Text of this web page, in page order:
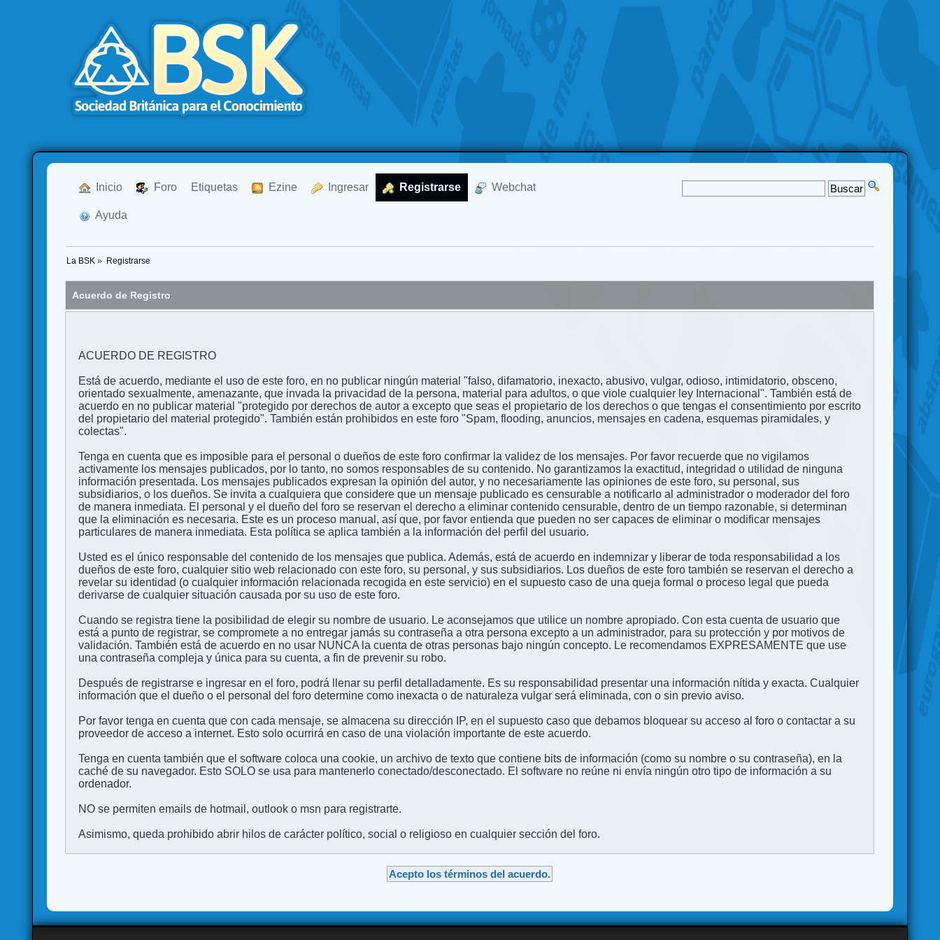
Inicio Foro Etiquetas Ezine Ingresar Registrarse Webchat
Ayuda
La BSK » Registrarse
Acuerdo de Registro
ACUERDO DE REGISTRO
Está de acuerdo, mediante el uso de este foro, en no publicar ningún material "falso, difamatorio, inexacto, abusivo, vulgar, odioso, intimidatorio, obsceno,
orientado sexualmente, amenazante, que invada la privacidad de la persona, material para adultos, o que viole cualquier ley Internacional". También está de
acuerdo en no publicar material "protegido por derechos de autor a excepto que seas el propietario de los derechos o que tengas el consentimiento por escrito
del propietario del material protegido". También están prohibidos en este foro "Spam, flooding, anuncios, mensajes en cadena, esquemas piramidales, y
colectas".
Tenga en cuenta que es imposible para el personal o dueños de este foro confirmar la validez de los mensajes. Por favor recuerde que no vigilamos
activamente los mensajes publicados, por lo tanto, no somos responsables de su contenido. No garantizamos la exactitud, integridad o utilidad de ninguna
información presentada. Los mensajes publicados expresan la opinión del autor, y no necesariamente las opiniones de este foro, su personal, sus
subsidiarios, o los dueños. Se invita a cualquiera que considere que un mensaje publicado es censurable a notificarlo al administrador o moderador del foro
de manera inmediata. El personal y el dueño del foro se reservan el derecho a eliminar contenido censurable, dentro de un tiempo razonable, si determinan
que la eliminación es necesaria. Este es un proceso manual, así que, por favor entienda que pueden no ser capaces de eliminar o modificar mensajes
particulares de manera inmediata. Esta política se aplica también a la información del perfil del usuario.
Usted es el único responsable del contenido de los mensajes que publica. Además, está de acuerdo en indemnizar y liberar de toda responsabilidad a los
dueños de este foro, cualquier sitio web relacionado con este foro, su personal, y sus subsidiarios. Los dueños de este foro también se reservan el derecho a
revelar su identidad (o cualquier información relacionada recogida en este servicio) en el supuesto caso de una queja formal o proceso legal que pueda
derivarse de cualquier situación causada por su uso de este foro.
Cuando se registra tiene la posibilidad de elegir su nombre de usuario. Le aconsejamos que utilice un nombre apropiado. Con esta cuenta de usuario que
está a punto de registrar, se compromete a no entregar jamás su contraseña a otra persona excepto a un administrador, para su protección y por motivos de
validación. También está de acuerdo en no usar NUNCA la cuenta de otras personas bajo ningún concepto. Le recomendamos EXPRESAMENTE que use
una contraseña compleja y única para su cuenta, a fin de prevenir su robo.
Después de registrarse e ingresar en el foro, podrá llenar su perfil detalladamente. Es su responsabilidad presentar una información nítida y exacta. Cualquier
información que el dueño o el personal del foro determine como inexacta o de naturaleza vulgar será eliminada, con o sin previo aviso.
Por favor tenga en cuenta que con cada mensaje, se almacena su dirección IP, en el supuesto caso que debamos bloquear su acceso al foro o contactar a su
proveedor de acceso a internet. Esto solo ocurrirá en caso de una violación importante de este acuerdo.
Tenga en cuenta también que el software coloca una cookie, un archivo de texto que contiene bits de información (como su nombre o su contraseña), en la
caché de su navegador. Esto SOLO se usa para mantenerlo conectado/desconectado. El software no reúne ni envía ningún otro tipo de información a su
ordenador.
NO se permiten emails de hotmail, outlook o msn para registrarte.
Asimismo, queda prohibido abrir hilos de carácter político, social o religioso en cualquier sección del foro.